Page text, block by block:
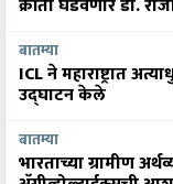
ICL ने महाराष्ट्रात
उद्घाटन केले
भारताच्या ग्रामीण
अ‍ॅग्रीव्होल्टाईक्सची